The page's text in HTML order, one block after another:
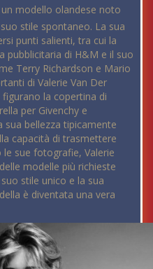
modello olandese noto
stile spontaneo. La sua
punti salienti, tra cui la
pubblicitaria di H&M e il suo
Terry Richardson e Mario
di Valerie Van Der
la copertina di
per Givenchy e
sua bellezza tipicamente
capacità di trasmettere
sue fotografie, Valerie
modelle più richieste
stile unico e la sua
è diventata una vera